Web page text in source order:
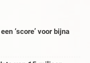
‘score’ voor bijna